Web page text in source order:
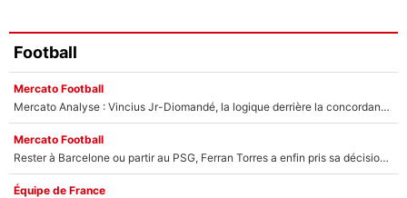
Football
Mercato Football
Mercato Analyse : Vincius Jr-Diomandé, la logique derrière la concordance des temps
Mercato Football
Rester à Barcelone ou partir au PSG, Ferran Torres a enfin pris sa décision : La course contre la montre est lancée !
Équipe de France